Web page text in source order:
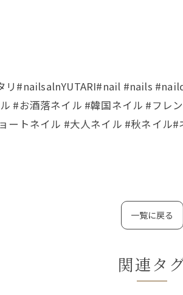
リ#nailsalnYUTARI#nail #nails
#お酒落ネイル #韓国ネイル #フレ
ートネイル #大人ネイル #秋ネイル
一覧に戻る
関連タ